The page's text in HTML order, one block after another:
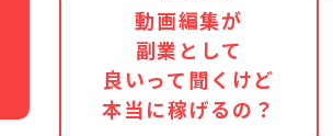
動画編集が
副業として
良いって聞くけど
本当に稼げるの？